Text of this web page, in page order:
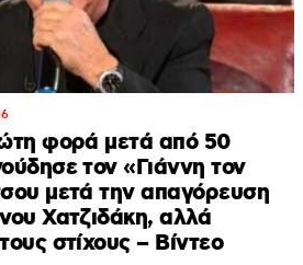
φορά μετά από 50
τον «Γιάννη τον
μετά την απαγόρευση
Χατζιδάκη, αλλά
στίχους – Βίντεο